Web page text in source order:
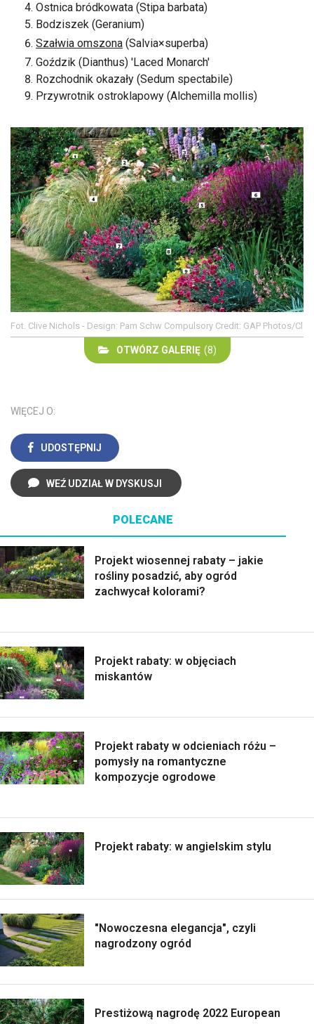
Ostnica bródkowata (Stipa barbata)
Bodziszek (Geranium)
Szałwia omszona (Salvia×superba)
Goździk (Dianthus) 'Laced Monarch'
Rozchodnik okazały (Sedum spectabile)
Przywrotnik ostroklapowy (Alchemilla mollis)
Fot. Clive Nichols - Design: Pam Schw Compulsory Credit: GAP Photos/Cl
OTWÓRZ GALERIĘ (8)
WIĘCEJ O:
UDOSTĘPNIJ
WEŹ UDZIAŁ W DYSKUSJI
POLECANE
Projekt wiosennej rabaty – jakie
rośliny posadzić, aby ogród
zachwycał kolorami?
Projekt rabaty: w objęciach
miskantów
Projekt rabaty w odcieniach różu –
pomysły na romantyczne
kompozycje ogrodowe
Projekt rabaty: w angielskim stylu
"Nowoczesna elegancja", czyli
nagrodzony ogród
Prestiżową nagrodę 2022 European